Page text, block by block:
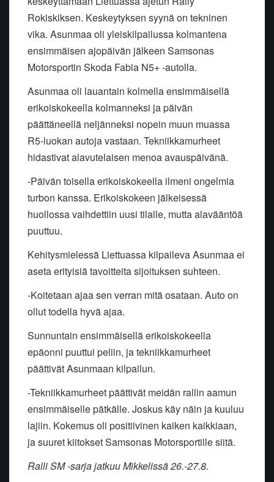
Rokiskiksen. Keskeytyksen syynä on tekninen
vika. Asunmaa oli yleiskilpailussa kolmantena
ensimmäisen ajopäivän jälkeen Samsonas
Motorsportin Skoda Fabia N5+ -autolla.
Asunmaa oli lauantain kolmella ensimmäisellä
erikoiskokeella kolmanneksi ja päivän
päättäneellä neljänneksi nopein muun muassa
R5-luokan autoja vastaan. Tekniikkamurheet
hidastivat alavutelaisen menoa avauspäivänä.
-Päivän toisella erikoiskokeella ilmeni ongelmia
turbon kanssa. Erikoiskokeen jälkeisessä
huollossa vaihdettiin uusi tilalle, mutta alavääntöä
puuttuu.
Kehitysmielessä Liettuassa kilpaileva Asunmaa ei
aseta erityisiä tavoitteita sijoituksen suhteen.
-Koitetaan ajaa sen verran mitä osataan. Auto on
ollut todella hyvä ajaa.
Sunnuntain ensimmäisellä erikoiskokeella
epäonni puuttui peliin, ja tekniikkamurheet
päättivät Asunmaan kilpailun.
-Tekniikkamurheet päättivät meidän rallin aamun
ensimmäiselle pätkälle. Joskus käy näin ja kuuluu
lajiin. Kokemus oli positiivinen kaiken kaikkiaan,
ja suuret kiitokset Samsonas Motorsportille siitä.
Ralli SM -sarja jatkuu Mikkelissä 26.-27.8.